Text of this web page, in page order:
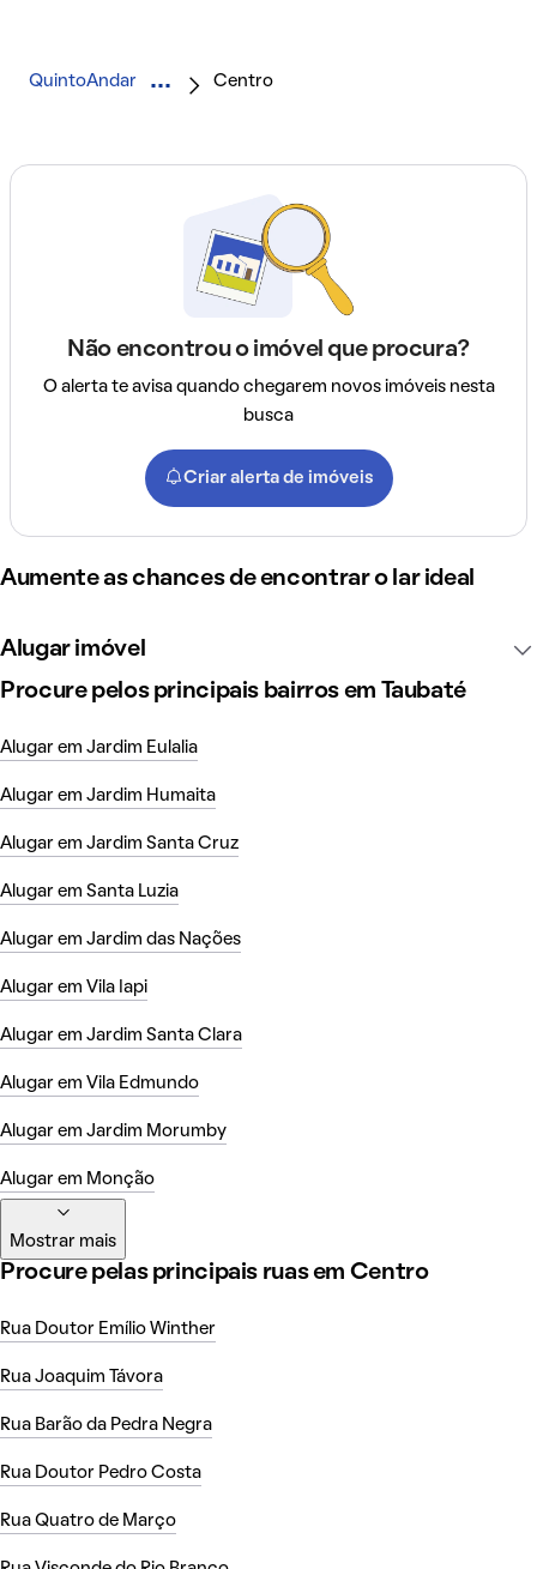
QuintoAndar Centro
Não encontrou o imóvel que procura?
O alerta te avisa quando chegarem novos imóveis nesta
busca
Criar alerta de imóveis
Aumente as chances de encontrar o lar ideal
Alugar imóvel
Procure pelos principais bairros em Taubaté
Alugar em Jardim Eulalia
Alugar em Jardim Humaita
Alugar em Jardim Santa Cruz
Alugar em Santa Luzia
Alugar em Jardim das Nações
Alugar em Vila Iapi
Alugar em Jardim Santa Clara
Alugar em Vila Edmundo
Alugar em Jardim Morumby
Alugar em Monção
Mostrar mais
Procure pelas principais ruas em Centro
Rua Doutor Emílio Winther
Rua Joaquim Távora
Rua Barão da Pedra Negra
Rua Doutor Pedro Costa
Rua Quatro de Março